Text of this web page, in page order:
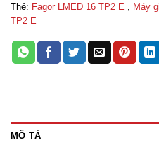
Thẻ: Fagor LMED 16 TP2 E
Máy
TP2 E
MÔ TẢ